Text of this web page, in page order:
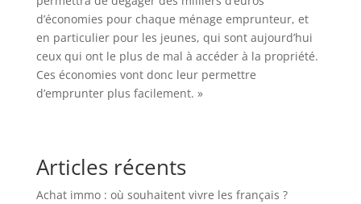
d’économies pour chaque ménage emprunteur, et
en particulier pour les jeunes, qui sont aujourd’hui
ceux qui ont le plus de mal à accéder à la propriété.
Ces économies vont donc leur permettre
d’emprunter plus facilement. »
Articles récents
Achat immo : où souhaitent vivre les français ?